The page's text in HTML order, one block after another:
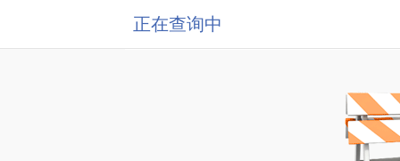
正在查询中